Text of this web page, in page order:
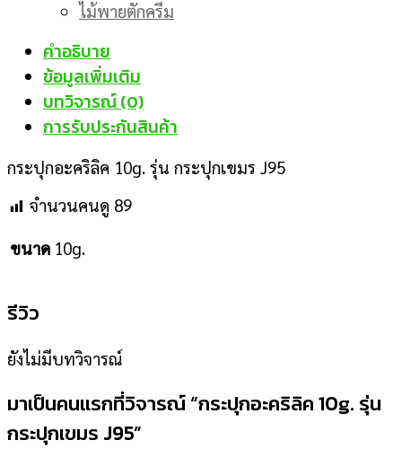
ไม้พายตักครีม
คำอธิบาย
ข้อมูลเพิ่มเติม
บทวิจารณ์ (0)
การรับประกันสินค้า
กระปุกอะคริลิค 10g. รุ่น กระปุกเขมร J95
จำนวนคนดู 89
ขนาด 10g.
รีวิว
ยังไม่มีบทวิจารณ์
มาเป็นคนแรกที่วิจารณ์ “กระปุกอะคริลิค 10g. รุ่น
กระปุกเขมร J95”